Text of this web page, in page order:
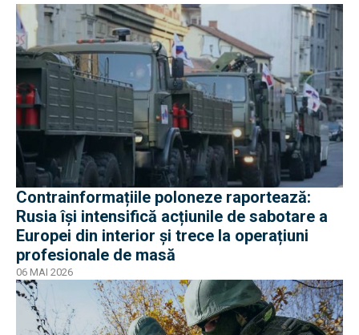
Contrainformațiile poloneze raportează:
Rusia își intensifică acțiunile de sabotare a
Europei din interior și trece la operațiuni
profesionale de masă
06 MAI 2026